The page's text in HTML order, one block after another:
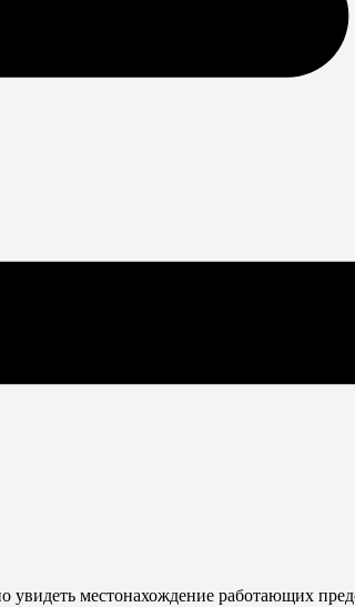
местонахождение работающих